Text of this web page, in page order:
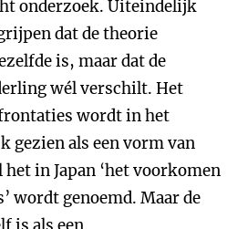
onderzoek. Uiteindelijk
dat de theorie
is, maar dat de
wél verschilt. Het
wordt in het
gezien als een vorm van
in Japan ‘het voorkomen
wordt genoemd. Maar de